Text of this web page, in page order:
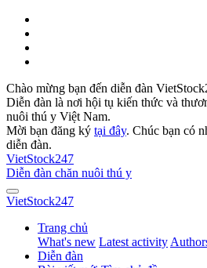
Chào mừng bạn đến diễn đàn
Diễn đàn là nơi hội tụ kiến thức và
nuôi thú y Việt Nam.
Mời bạn đăng ký tại đây. Chúc bạn có
diễn đàn.
VietStock247
Diễn đàn chăn nuôi thú y
VietStock247
Trang chủ
What's new Latest activity
Diễn đàn